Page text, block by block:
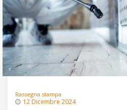
Rassegna stampa
12 Dicembre 2024